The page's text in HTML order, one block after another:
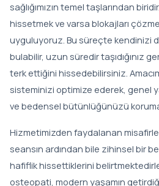
sağlığımızın temel taşlarından
hissetmek ve varsa blokajları
uyguluyoruz. Bu süreçte kendinizi
bulabilir, uzun süredir taşıdığınız
terk ettiğini hissedebilirsiniz.
sisteminizi optimize ederek, genel
ve bedensel bütünlüğünüzü
Hizmetimizden faydalanan
seansın ardından bile zihinsel bir
hafiflik hissettiklerini
osteopati, modern yaşamın